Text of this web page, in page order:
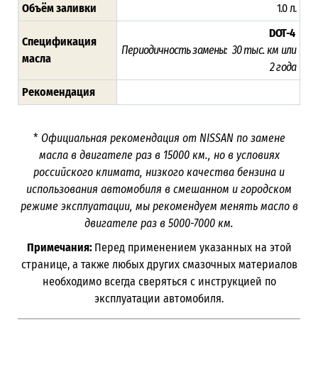
Объём заливки 1.0 л.
Спецификация
масла
DOT-4
Периодичность замены: 30 тыс. км или
2года
Рекомендация
* Официальная рекомендация от NISSAN по замене
масла в двигателе раз в 15000 км., но в условиях
российского климата, низкого качества бензина и
использования автомобиля в смешанном и городском
режиме эксплуатации, мы рекомендуем менять масло в
двигателе раз в 5000-7000 км.
Примечания: Перед применением указанных на этой
странице, а также любых других смазочных материалов
необходимо всегда сверяться с инструкцией по
эксплуатации автомобиля.